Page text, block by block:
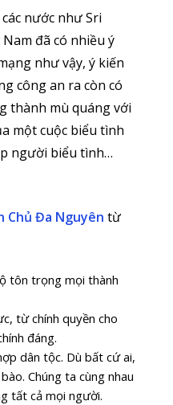
nước như Sri
đã có nhiều ý
như vậy, ý kiến
công an ra còn có
thành mù quáng với
một cuộc biểu tình
người biểu tình…
Chủ Đa Nguyên từ
tôn trọng mọi thành
từ chính quyền cho
đáng.
dân tộc. Dù bất cứ ai,
Chúng ta cùng nhau
tất cả mọi người.